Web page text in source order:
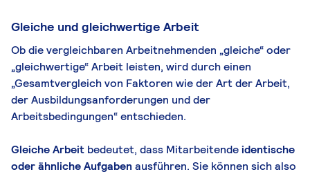
Gleiche und gleichwertige Arbeit
Ob die vergleichbaren Arbeitnehmenden „gleiche“ oder
„gleichwertige“ Arbeit leisten, wird durch einen
„Gesamtvergleich von Faktoren wie der Art der Arbeit,
der Ausbildungsanforderungen und der
Arbeitsbedingungen“ entschieden.
Gleiche Arbeit bedeutet, dass Mitarbeitendeidentische
oder ähnliche Aufgabenausführen. Sie können sich also